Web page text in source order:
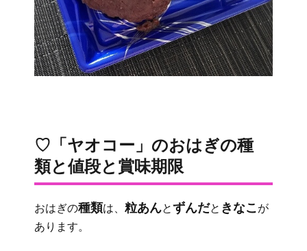
♡「ヤオコー」のおはぎの種
類と値段と賞味期限
おはぎの種類は、 粒あんとずんだと きなこ が
あります。